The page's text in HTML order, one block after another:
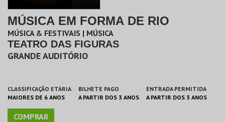
MÚSICA EM FORMA DE RIO
MÚSICA & FESTIVAIS | MÚSICA
TEATRO DAS FIGURAS
GRANDE AUDITÓRIO
CLASSIFICAÇÃO ETÁRIA
MAIORES DE 6 ANOS
BILHETE PAGO
A PARTIR DOS 3 ANOS
ENTRADA PERMITIDA
A PARTIR DOS 3 ANOS
COMPRAR